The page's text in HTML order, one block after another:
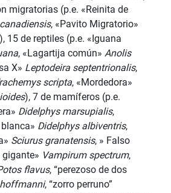
migratorias (p.e. «Reinita de
, «Pavito Migratorio»
), 15 de reptiles (p.e. «Iguana
, «Lagartija común» Anolis
X» Leptodeira septentrionalis,
scripta, «Mordedora»
), 7 de mamíferos (p.e.
Didelphys marsupialis,
Didelphys albiventris,
Sciurus granatensis, » Falso
Vampirum spectrum,
flavus, “perezoso de dos
, “zorro perruno”